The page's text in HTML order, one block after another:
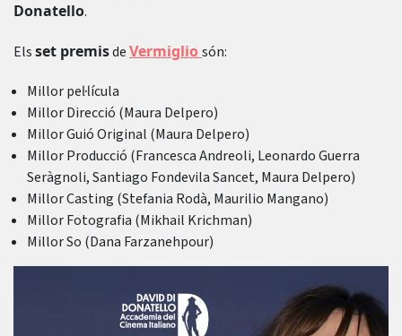
Donatello.
Elsset premisdeVermigliosón:
Millor pel·lícula
Millor Direcció (Maura Delpero)
Millor Guió Original (Maura Delpero)
Millor Producció (Francesca Andreoli, Leonardo Guerra
Seràgnoli, Santiago Fondevila Sancet, Maura Delpero)
Millor Casting (Stefania Rodà, Maurilio Mangano)
Millor Fotografia (Mikhail Krichman)
Millor So (Dana Farzanehpour)